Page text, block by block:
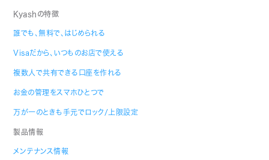
Kyashの特徴
誰でも、無料で、はじめられる
Visaだから、いつものお店で使える
複数人で共有できる口座を作れる
お金の管理をスマホひとつで
万が一のときも手元でロック/上限設定
製品情報
メンテナンス情報